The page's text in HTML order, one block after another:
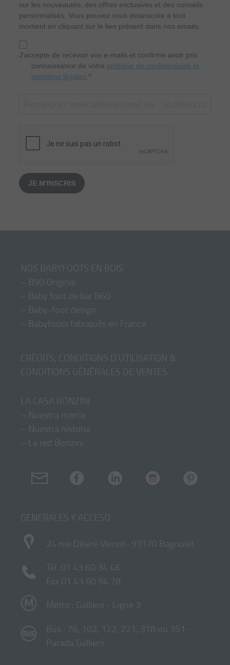
sur les nouveautés, des offres exclusives et des conseils
personnalisés. Vous pouvez vous désinscrire à tout
moment en cliquant sur le lien présent dans nos emails.
J'accepte de recevoir vos e-mails et confirme avoir pris
connaissance de votre politique de confidentialité et
mentions légales.
JE M'INSCRIS
NOS BABYFOOTS EN BOIS
– B90 Original
– Baby foot de bar B60
– Baby-foot design
– Babyfoots fabriqués en France
CRÉDITS, CONDITIONS D'UTILISATION &
CONDITIONS GÉNÉRALES DE VENTES
LA CASA BONZINI
– Nuestra marca
– Nuestra historia
– La red Bonzini
GENERALES Y ACCESO
24 rue Désiré Vienot- 93170 Bagnolet
Tél. 01 43 60 34 46
Fax 01 43 60 94 78
Métro : Gallieni - Ligne 3
Bus : 76, 102, 122, 221, 318 ou 351 -
Parada Gallieni